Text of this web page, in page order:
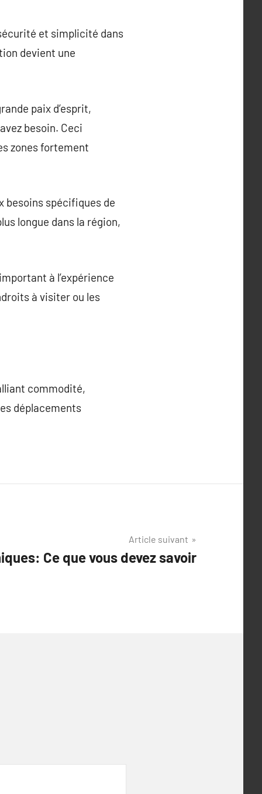
et simplicité dans
devient une
paix d’esprit,
besoin. Ceci
zones fortement
besoins spécifiques de
longue dans la région,
à l’expérience
à visiter ou les
commodité,
déplacements
Article suivant
Ce que vous devez savoir